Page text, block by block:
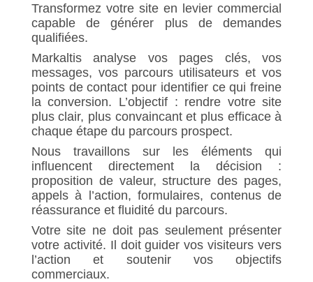
Transformez votre site en levier commercial
capable de générer plus de demandes
qualifiées.
Markaltis analyse vos pages clés, vos
messages, vos parcours utilisateurs et vos
points de contact pour identifier ce qui freine
la conversion. L’objectif : rendre votre site
plus clair, plus convaincant et plus efficace à
chaque étape du parcours prospect.
Nous travaillons sur les éléments qui
influencent directement la décision :
proposition de valeur, structure des pages,
appels à l’action, formulaires, contenus de
réassurance et fluidité du parcours.
Votre site ne doit pas seulement présenter
votre activité. Il doit guider vos visiteurs vers
l’action et soutenir vos objectifs
commerciaux.